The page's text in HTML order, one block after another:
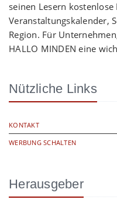
seinen Lesern kostenlose
Veranstaltungskalender,
Region. Für
HALLO MINDEN eine
Nützliche Links
KONTAKT
WERBUNG SCHALTEN
Herausgeber